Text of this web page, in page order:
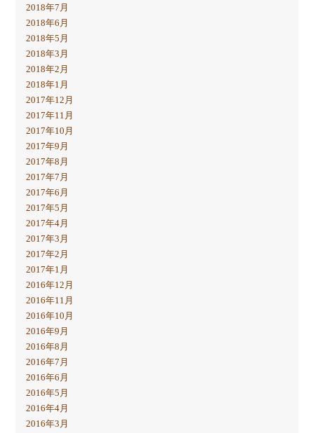
2018年7月
2018年6月
2018年5月
2018年3月
2018年2月
2018年1月
2017年12月
2017年11月
2017年10月
2017年9月
2017年8月
2017年7月
2017年6月
2017年5月
2017年4月
2017年3月
2017年2月
2017年1月
2016年12月
2016年11月
2016年10月
2016年9月
2016年8月
2016年7月
2016年6月
2016年5月
2016年4月
2016年3月